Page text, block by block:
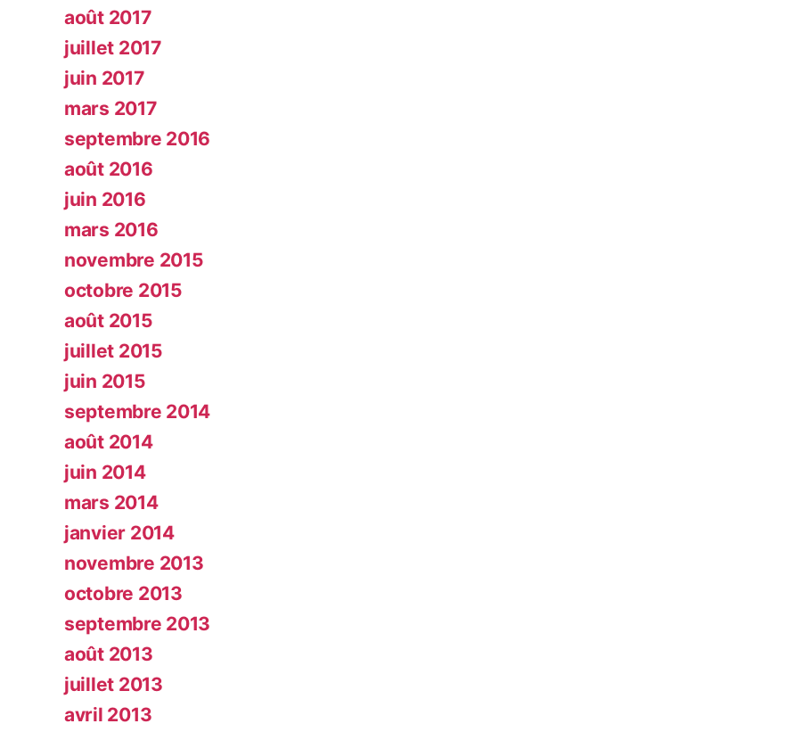
août 2017
juillet 2017
juin 2017
mars 2017
septembre 2016
août 2016
juin 2016
mars 2016
novembre 2015
octobre 2015
août 2015
juillet 2015
juin 2015
septembre 2014
août 2014
juin 2014
mars 2014
janvier 2014
novembre 2013
octobre 2013
septembre 2013
août 2013
juillet 2013
avril 2013